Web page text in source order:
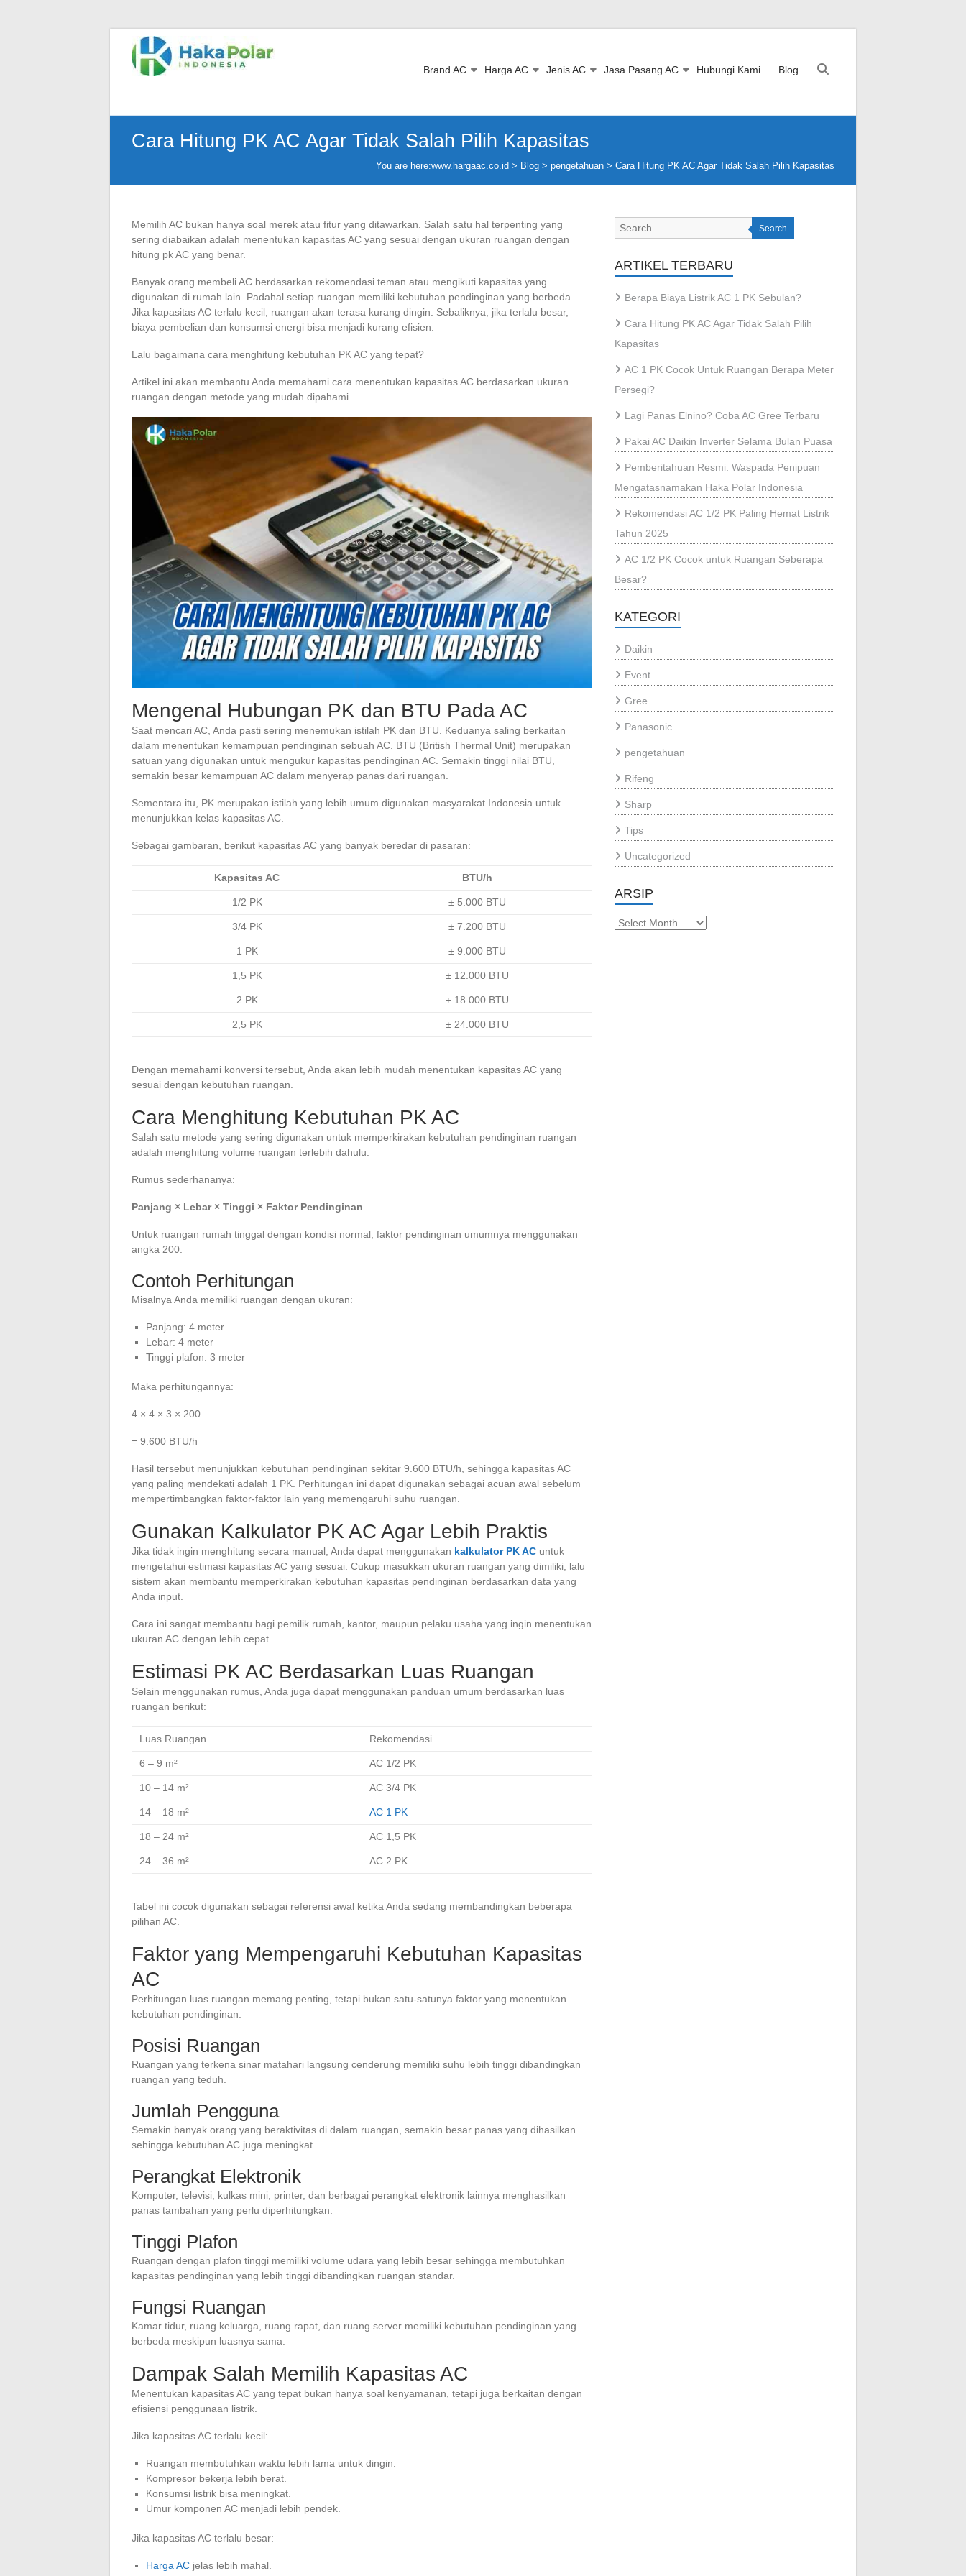
content
Telp
:
:
IG
Brand AC Harga AC Jenis AC Jasa Pasang AC Hubungi Kami Blog
Cara Hitung PK AC Agar Tidak Salah Pilih Kapasitas
You are here:www.hargaac.co.id > Blog > pengetahuan > Cara Hitung PK AC Agar Tidak Salah Pilih Kapasitas
Memilih AC bukan hanya soal merek atau fitur yang ditawarkan. Salah satu hal terpenting yang
sering diabaikan adalah menentukan kapasitas AC yang sesuai dengan ukuran ruangan dengan
hitung pk AC yang benar.
Banyak orang membeli AC berdasarkan rekomendasi teman atau mengikuti kapasitas yang
digunakan di rumah lain. Padahal setiap ruangan memiliki kebutuhan pendinginan yang berbeda.
Jika kapasitas AC terlalu kecil, ruangan akan terasa kurang dingin. Sebaliknya, jika terlalu besar,
biaya pembelian dan konsumsi energi bisa menjadi kurang efisien.
Lalu bagaimana cara menghitung kebutuhan PK AC yang tepat?
Artikel ini akan membantu Anda memahami cara menentukan kapasitas AC berdasarkan ukuran
ruangan dengan metode yang mudah dipahami.
Mengenal Hubungan PK dan BTU Pada AC
Saat mencari AC, Anda pasti sering menemukan istilah PK dan BTU. Keduanya saling berkaitan
dalam menentukan kemampuan pendinginan sebuah AC. BTU (British Thermal Unit) merupakan
satuan yang digunakan untuk mengukur kapasitas pendinginan AC. Semakin tinggi nilai BTU,
semakin besar kemampuan AC dalam menyerap panas dari ruangan.
Sementara itu, PK merupakan istilah yang lebih umum digunakan masyarakat Indonesia untuk
menunjukkan kelas kapasitas AC.
Sebagai gambaran, berikut kapasitas AC yang banyak beredar di pasaran:
Kapasitas AC BTU/h
1/2 PK ± 5.000 BTU
3/4 PK ± 7.200 BTU
1 PK ± 9.000 BTU
1,5 PK ± 12.000 BTU
2 PK ± 18.000 BTU
2,5 PK ± 24.000 BTU
Dengan memahami konversi tersebut, Anda akan lebih mudah menentukan kapasitas AC yang
sesuai dengan kebutuhan ruangan.
Cara Menghitung Kebutuhan PK AC
Salah satu metode yang sering digunakan untuk memperkirakan kebutuhan pendinginan ruangan
adalah menghitung volume ruangan terlebih dahulu.
Rumus sederhananya:
Panjang × Lebar × Tinggi × Faktor Pendinginan
Untuk ruangan rumah tinggal dengan kondisi normal, faktor pendinginan umumnya menggunakan
angka 200.
Contoh Perhitungan
Misalnya Anda memiliki ruangan dengan ukuran:
Panjang: 4 meter
Lebar: 4 meter
Tinggi plafon: 3 meter
Maka perhitungannya:
4 × 4 × 3 × 200
= 9.600 BTU/h
Hasil tersebut menunjukkan kebutuhan pendinginan sekitar 9.600 BTU/h, sehingga kapasitas AC
yang paling mendekati adalah 1 PK. Perhitungan ini dapat digunakan sebagai acuan awal sebelum
mempertimbangkan faktor-faktor lain yang memengaruhi suhu ruangan.
Gunakan Kalkulator PK AC Agar Lebih Praktis
Jika tidak ingin menghitung secara manual, Anda dapat menggunakan kalkulator PK AC untuk
mengetahui estimasi kapasitas AC yang sesuai. Cukup masukkan ukuran ruangan yang dimiliki, lalu
sistem akan membantu memperkirakan kebutuhan kapasitas pendinginan berdasarkan data yang
Anda input.
Cara ini sangat membantu bagi pemilik rumah, kantor, maupun pelaku usaha yang ingin menentukan
ukuran AC dengan lebih cepat.
Estimasi PK AC Berdasarkan Luas Ruangan
Selain menggunakan rumus, Anda juga dapat menggunakan panduan umum berdasarkan luas
ruangan berikut:
Luas Ruangan Rekomendasi
6 – 9 m² AC 1/2 PK
10 – 14 m² AC 3/4 PK
14 – 18 m² AC 1 PK
18 – 24 m² AC 1,5 PK
24 – 36 m² AC 2 PK
Tabel ini cocok digunakan sebagai referensi awal ketika Anda sedang membandingkan beberapa
pilihan AC.
Faktor yang Mempengaruhi Kebutuhan Kapasitas
AC
Perhitungan luas ruangan memang penting, tetapi bukan satu-satunya faktor yang menentukan
kebutuhan pendinginan.
Posisi Ruangan
Ruangan yang terkena sinar matahari langsung cenderung memiliki suhu lebih tinggi dibandingkan
ruangan yang teduh.
Jumlah Pengguna
Semakin banyak orang yang beraktivitas di dalam ruangan, semakin besar panas yang dihasilkan
sehingga kebutuhan AC juga meningkat.
Perangkat Elektronik
Komputer, televisi, kulkas mini, printer, dan berbagai perangkat elektronik lainnya menghasilkan
panas tambahan yang perlu diperhitungkan.
Tinggi Plafon
Ruangan dengan plafon tinggi memiliki volume udara yang lebih besar sehingga membutuhkan
kapasitas pendinginan yang lebih tinggi dibandingkan ruangan standar.
Fungsi Ruangan
Kamar tidur, ruang keluarga, ruang rapat, dan ruang server memiliki kebutuhan pendinginan yang
berbeda meskipun luasnya sama.
Dampak Salah Memilih Kapasitas AC
Menentukan kapasitas AC yang tepat bukan hanya soal kenyamanan, tetapi juga berkaitan dengan
efisiensi penggunaan listrik.
Jika kapasitas AC terlalu kecil:
Ruangan membutuhkan waktu lebih lama untuk dingin.
Kompresor bekerja lebih berat.
Konsumsi listrik bisa meningkat.
Umur komponen AC menjadi lebih pendek.
Jika kapasitas AC terlalu besar:
Harga AC jelas lebih mahal.
Search
ARTIKEL TERBARU
Berapa Biaya Listrik AC 1 PK Sebulan?
Cara Hitung PK AC Agar Tidak Salah Pilih
Kapasitas
AC 1 PK Cocok Untuk Ruangan Berapa Meter
Persegi?
Lagi Panas Elnino? Coba AC Gree Terbaru
Pakai AC Daikin Inverter Selama Bulan Puasa
Pemberitahuan Resmi: Waspada Penipuan
Mengatasnamakan Haka Polar Indonesia
Rekomendasi AC 1/2 PK Paling Hemat Listrik
Tahun 2025
AC 1/2 PK Cocok untuk Ruangan Seberapa
Besar?
KATEGORI
Daikin
Event
Gree
Panasonic
pengetahuan
Rifeng
Sharp
Tips
Uncategorized
ARSIP
Arsip